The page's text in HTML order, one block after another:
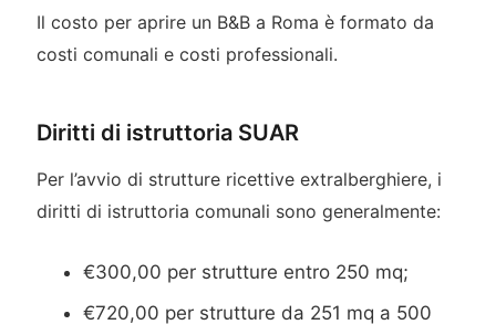
Il costo per aprire un B&B a Roma è formato da
costi comunali e costi professionali.
Diritti di istruttoria SUAR
Per l’avvio di strutture ricettive extralberghiere, i
diritti di istruttoria comunali sono generalmente:
€300,00 per strutture entro 250 mq;
€720,00 per strutture da 251 mq a 500